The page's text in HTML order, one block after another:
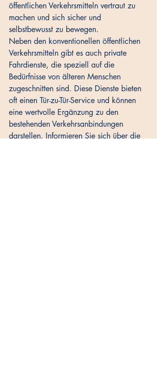
öffentlichen Verkehrsmitteln vertraut zu
machen und sich sicher und
selbstbewusst zu bewegen.
Neben den konventionellen öffentlichen
Verkehrsmitteln gibt es auch private
Fahrdienste, die speziell auf die
Bedürfnisse von älteren Menschen
zugeschnitten sind. Diese Dienste bieten
oft einen Tür-zu-Tür-Service und können
eine wertvolle Ergänzung zu den
bestehenden Verkehrsanbindungen
darstellen. Informieren Sie sich über die